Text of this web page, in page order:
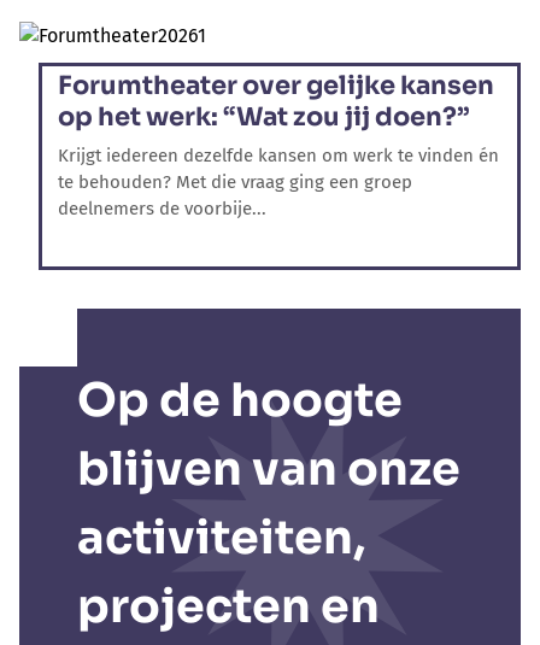
Op de hoogte
blijven van onze
activiteiten,
projecten en
Forumtheater over gelijke kansen
op het werk: “Wat zou jij doen?”
Krijgt iedereen dezelfde kansen om werk te vinden én
te behouden? Met die vraag ging een groep
deelnemers de voorbije...